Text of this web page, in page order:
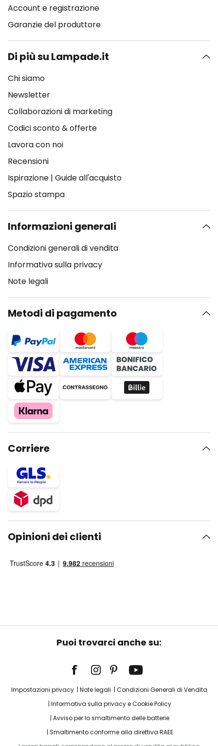
Account e registrazione
Garanzie del produttore
Di più su Lampade.it
Chi siamo
Newsletter
Collaborazioni di marketing
Codici sconto & offerte
Lavora con noi
Recensioni
Ispirazione | Guide all'acquisto
Spazio stampa
Informazioni generali
Condizioni generali di vendita
Informativa sulla privacy
Note legali
Metodi di pagamento
Corriere
Opinioni dei clienti
Puoi trovarci anche su:
Impostazioni privacy Note legali
Condizioni Generali di Vendita
Informativa sulla privacy e Cookie Policy
Avviso per lo smaltimento delle batterie
Smaltimento conforme alla direttiva RAEE